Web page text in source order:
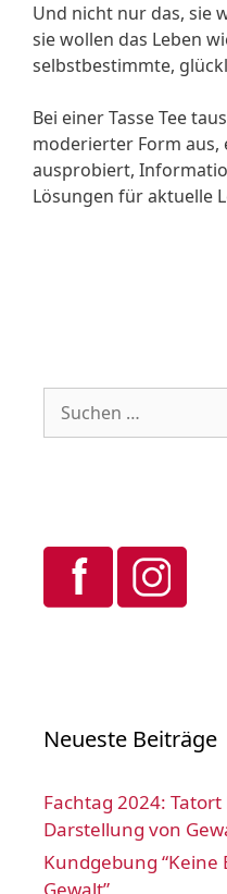
Und nicht nur das, sie
sie wollen das Leben
selbstbestimmte,
Bei einer Tasse Tee
moderierter Form aus,
ausprobiert,
Lösungen für aktuelle
Suche
nach:
Neueste Beiträge
Fachtag 2024:
Darstellung von
Kundgebung